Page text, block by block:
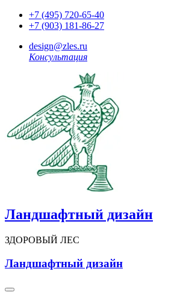
+7 (495) 720-65-40
+7 (903) 181-86-27
design@zles.ru
Консультация
Ландшафтный дизайн
ЗДОРОВЫЙ ЛЕС
Ландшафтный дизайн